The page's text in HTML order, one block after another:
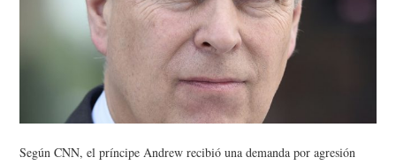
SPORTS
TECHNOLOGY
Según CNN, el príncipe Andrew recibió una demanda por agresión